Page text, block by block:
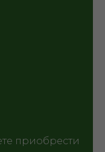
приобрести